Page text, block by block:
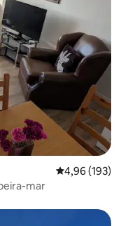
4,96 de uma
4,96 (193)
mar